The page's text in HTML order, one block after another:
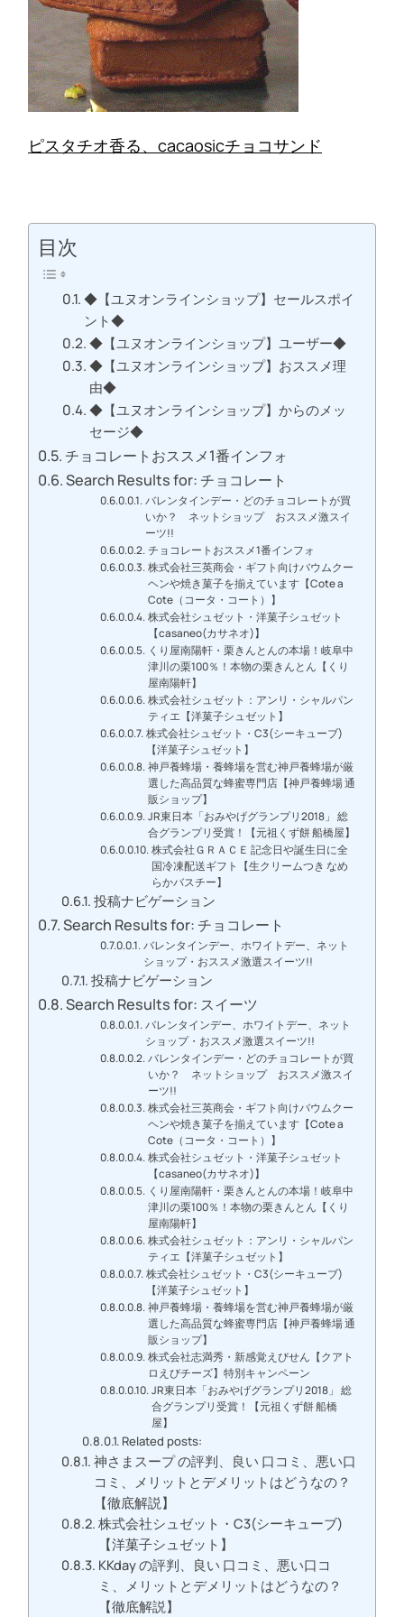
ピスタチオ香る、cacaosicチョコサンド
目次
◆【ユヌオンラインショップ】セールスポイ
ント◆
◆【ユヌオンラインショップ】ユーザー◆
◆【ユヌオンラインショップ】おススメ理
由◆
◆【ユヌオンラインショップ】からのメッ
セージ◆
チョコレートおススメ1番インフォ
Search Results for: チョコレート
バレンタインデー・どのチョコレートが買
いか？ ネットショップ おススメ激スイ
ーツ!!
チョコレートおススメ1番インフォ
株式会社三英商会・ギフト向けバウムクー
ヘンや焼き菓子を揃えています【Cote a
Cote（コータ・コート）】
株式会社シュゼット・洋菓子シュゼット
【casaneo(カサネオ)】
くり屋南陽軒・栗きんとんの本場！岐阜中
津川の栗100％！本物の栗きんとん【くり
屋南陽軒】
株式会社シュゼット：アンリ・シャルパン
ティエ【洋菓子シュゼット】
株式会社シュゼット・C3(シーキューブ)
【洋菓子シュゼット】
神戸養蜂場・養蜂場を営む神戸養蜂場が厳
選した高品質な蜂蜜専門店【神戸養蜂場 通
販ショップ】
JR東日本「おみやげグランプリ2018」 総
合グランプリ受賞！【元祖くず餅 船橋屋】
株式会社ＧＲＡＣＥ 記念日や誕生日に全
国冷凍配送ギフト【生クリームつき なめ
らかバスチー】
投稿ナビゲーション
Search Results for: チョコレート
バレンタインデー、ホワイトデー、ネット
ショップ・おススメ激選スイーツ!!
投稿ナビゲーション
Search Results for: スイーツ
バレンタインデー、ホワイトデー、ネット
ショップ・おススメ激選スイーツ!!
バレンタインデー・どのチョコレートが買
いか？ ネットショップ おススメ激スイ
ーツ!!
株式会社三英商会・ギフト向けバウムクー
ヘンや焼き菓子を揃えています【Cote a
Cote（コータ・コート）】
株式会社シュゼット・洋菓子シュゼット
【casaneo(カサネオ)】
くり屋南陽軒・栗きんとんの本場！岐阜中
津川の栗100％！本物の栗きんとん【くり
屋南陽軒】
株式会社シュゼット：アンリ・シャルパン
ティエ【洋菓子シュゼット】
株式会社シュゼット・C3(シーキューブ)
【洋菓子シュゼット】
神戸養蜂場・養蜂場を営む神戸養蜂場が厳
選した高品質な蜂蜜専門店【神戸養蜂場 通
販ショップ】
株式会社志満秀・新感覚えびせん【クアト
ロえびチーズ】特別キャンペーン
JR東日本「おみやげグランプリ2018」 総
合グランプリ受賞！【元祖くず餅 船橋
屋】
Related posts:
神さまスープ の評判、良い 口コミ、悪い口
コミ、メリットとデメリットはどうなの？
【徹底解説】
株式会社シュゼット・C3(シーキューブ)
【洋菓子シュゼット】
KKday の評判、良い 口コミ、悪い口コ
ミ、メリットとデメリットはどうなの？
【徹底解説】